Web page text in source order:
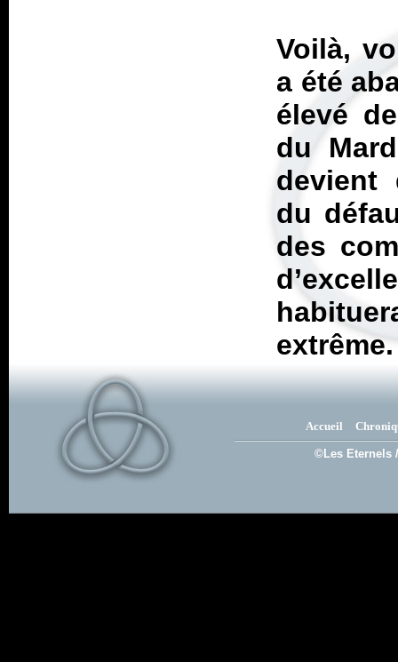
Voilà,
a été
élevé
du
devient
du
des
Accueil
©Les Eternels